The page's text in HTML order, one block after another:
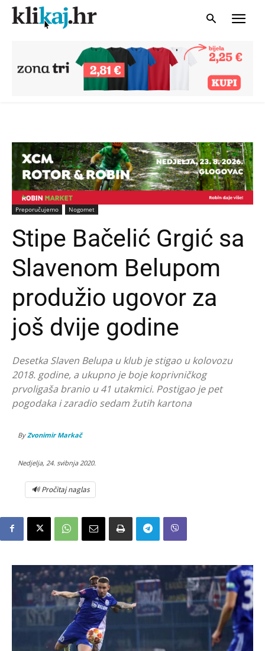
Preporučujemo Nogomet
Stipe Bačelić Grgić sa
Slavenom Belupom
produžio ugovor za
još dvije godine
Desetka Slaven Belupa u klub je stigao u kolovozu
2018. godine, a ukupno je boje koprivničkog
prvoligaša branio u 41 utakmici. Postigao je pet
pogodaka i zaradio sedam žutih kartona
By Zvonimir Markač
Nedjelja, 24. svibnja 2020.
🔊 Pročitaj naglas